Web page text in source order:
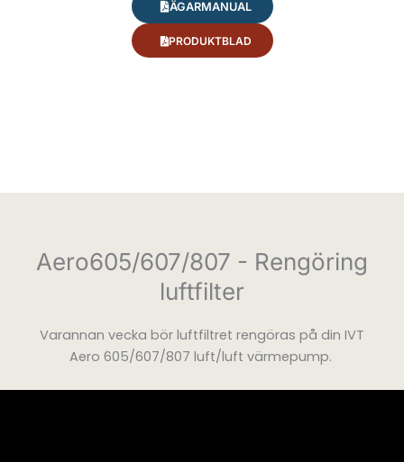
ÄGARMANUAL
PRODUKTBLAD
Aero605/607/807 - Rengöring
luftfilter
Varannan vecka bör luftfiltret rengöras på din IVT
Aero 605/607/807 luft/luft värmepump.